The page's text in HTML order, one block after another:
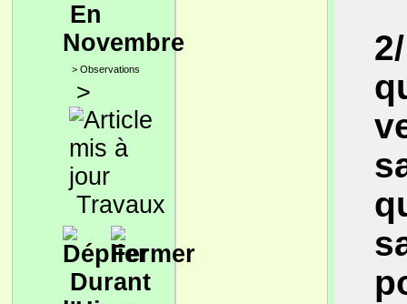
En
Novembre
> Observations
>
Travaux
Durant